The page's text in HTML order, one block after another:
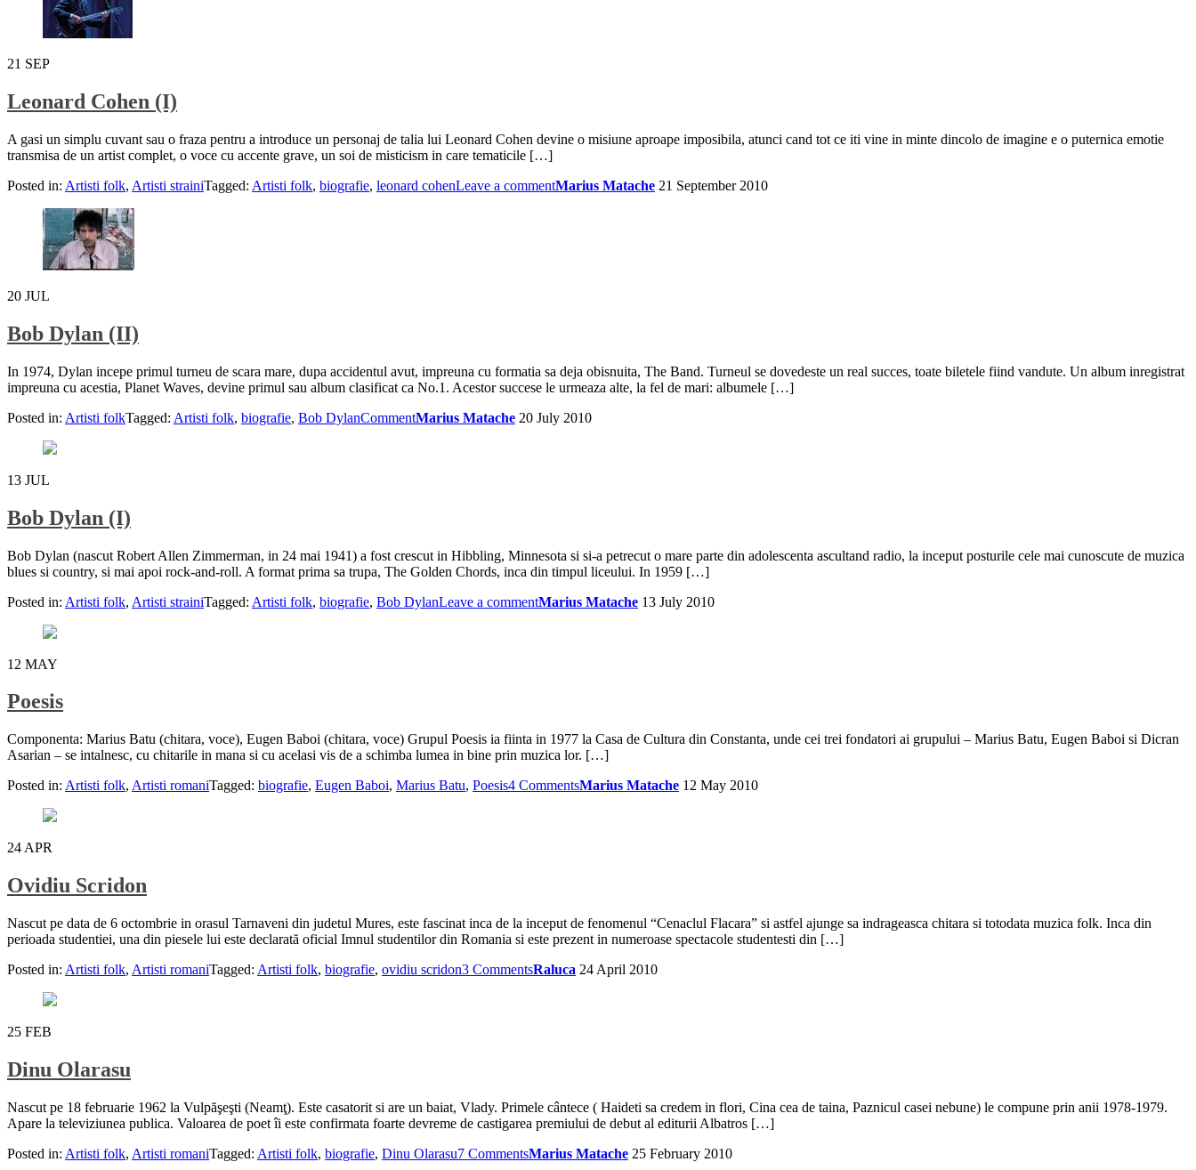
21 SEP
Leonard Cohen (I)
A gasi un simplu cuvant sau o fraza pentru a introduce un personaj de talia lui Leonard Cohen devine o misiune aproape imposibila, atunci cand tot ce iti vine in minte dincolo de imagine e o puternica emotie
transmisa de un artist complet, o voce cu accente grave, un soi de misticism in care tematicile […]
Posted in: Artisti folk, Artisti strainiTagged: Artisti folk, biografie, leonard cohenLeave a commentMarius Matache 21 September 2010
20 JUL
Bob Dylan (II)
In 1974, Dylan incepe primul turneu de scara mare, dupa accidentul avut, impreuna cu formatia sa deja obisnuita, The Band. Turneul se dovedeste un real succes, toate biletele fiind vandute. Un album inregistrat
impreuna cu acestia, Planet Waves, devine primul sau album clasificat ca No.1. Acestor succese le urmeaza alte, la fel de mari: albumele […]
Posted in: Artisti folkTagged: Artisti folk, biografie, Bob DylanCommentMarius Matache 20 July 2010
13 JUL
Bob Dylan (I)
Bob Dylan (nascut Robert Allen Zimmerman, in 24 mai 1941) a fost crescut in Hibbling, Minnesota si si-a petrecut o mare parte din adolescenta ascultand radio, la inceput posturile cele mai cunoscute de muzica
blues si country, si mai apoi rock-and-roll. A format prima sa trupa, The Golden Chords, inca din timpul liceului. In 1959 […]
Posted in: Artisti folk, Artisti strainiTagged: Artisti folk, biografie, Bob DylanLeave a commentMarius Matache 13 July 2010
12 MAY
Poesis
Componenta: Marius Batu (chitara, voce), Eugen Baboi (chitara, voce) Grupul Poesis ia fiinta in 1977 la Casa de Cultura din Constanta, unde cei trei fondatori ai grupului – Marius Batu, Eugen Baboi si Dicran
Asarian – se intalnesc, cu chitarile in mana si cu acelasi vis de a schimba lumea in bine prin muzica lor. […]
Posted in: Artisti folk, Artisti romaniTagged: biografie, Eugen Baboi, Marius Batu, Poesis4 CommentsMarius Matache 12 May 2010
24 APR
Ovidiu Scridon
Nascut pe data de 6 octombrie in orasul Tarnaveni din judetul Mures, este fascinat inca de la inceput de fenomenul “Cenaclul Flacara” si astfel ajunge sa indrageasca chitara si totodata muzica folk. Inca din
perioada studentiei, una din piesele lui este declarată oficial Imnul studentilor din Romania si este prezent in numeroase spectacole studentesti din […]
Posted in: Artisti folk, Artisti romaniTagged: Artisti folk, biografie, ovidiu scridon3 CommentsRaluca 24 April 2010
25 FEB
Dinu Olarasu
Nascut pe 18 februarie 1962 la Vulpăşeşti (Neamţ). Este casatorit si are un baiat, Vlady. Primele cântece ( Haideti sa credem in flori, Cina cea de taina, Paznicul casei nebune) le compune prin anii 1978-1979.
Apare la televiziunea publica. Valoarea de poet îi este confirmata foarte devreme de castigarea premiului de debut al editurii Albatros […]
Posted in: Artisti folk, Artisti romaniTagged: Artisti folk, biografie, Dinu Olarasu7 CommentsMarius Matache 25 February 2010